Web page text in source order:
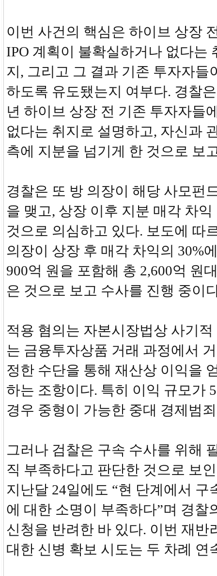
이번 사건의 핵심은 하이브 상장
IPO 계획이 불확실하거나 없다는
지, 그리고 그 결과 기존 투자자들
하도록 유도됐는지 여부다. 경찰
년 하이브 상장 전 기존 투자자들
없다는 취지로 설명하고, 자신과
측에 지분을 넘기게 한 것으로 보
경찰은 또 방 의장이 해당 사모펀
을 맺고, 상장 이후 지분 매각 차
것으로 의심하고 있다. 보도에 따
의장이 상장 후 매각 차익의 30%
900억 원을 포함해 총 2,600억 원
은 것으로 보고 수사를 진행 중이
적용 혐의는 자본시장법상 사기
는 금융투자상품 거래 과정에서
정한 수단을 통해 재산상 이익을
하는 조항이다. 특히 이익 규모가
경우 중형이 가능한 중대 경제범
그러나 검찰은 구속 수사를 위해
직 부족하다고 판단한 것으로 보
지난달 24일에도 “현 단계에서 구
에 대한 소명이 부족하다”며 경찰
신청을 반려한 바 있다. 이번 재반
대한 신병 확보 시도는 두 차례 연